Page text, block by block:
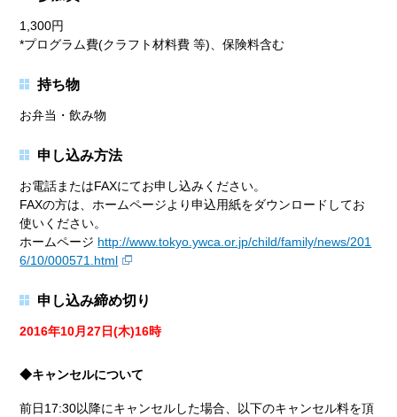
1,300円
*プログラム費(クラフト材料費 等)、保険料含む
持ち物
お弁当・飲み物
申し込み方法
お電話またはFAXにてお申し込みください。
FAXの方は、ホームページより申込用紙をダウンロードしてお
使いください。
ホームページ http://www.tokyo.ywca.or.jp/child/family/news/201
6/10/000571.html
申し込み締め切り
2016年10月27日(木)16時
◆キャンセルについて
前日17:30以降にキャンセルした場合、以下のキャンセル料を頂